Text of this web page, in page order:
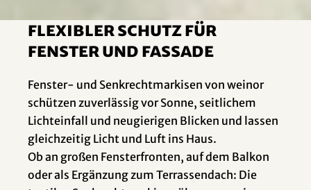
Flexibler Schutz für
Fenster und Fassade
Fenster- und Senkrechtmarkisen von weinor
schützen zuverlässig vor Sonne, seitlichem
Lichteinfall und neugierigen Blicken und lassen
gleichzeitig Licht und Luft ins Haus.
Ob an großen Fensterfronten, auf dem Balkon
oder als Ergänzung zum Terrassendach: Die